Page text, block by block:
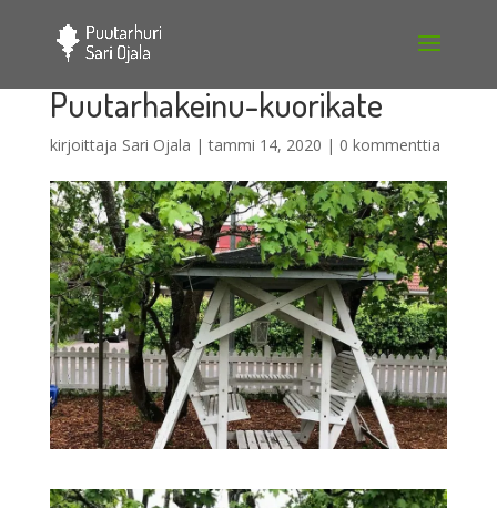
Puutarhakeinu-kuorikate
kirjoittaja Sari Ojala |tammi 14, 2020 | 0 kommenttia